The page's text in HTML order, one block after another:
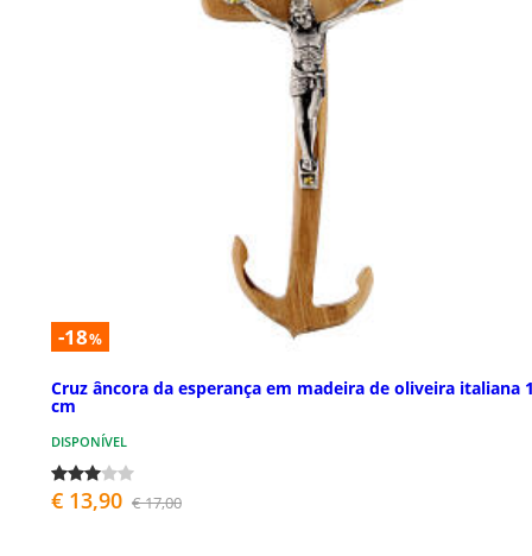
-18%
Cruz âncora da esperança em madeira de oliveira italiana
cm
DISPONÍVEL
€ 13,90 € 17,00